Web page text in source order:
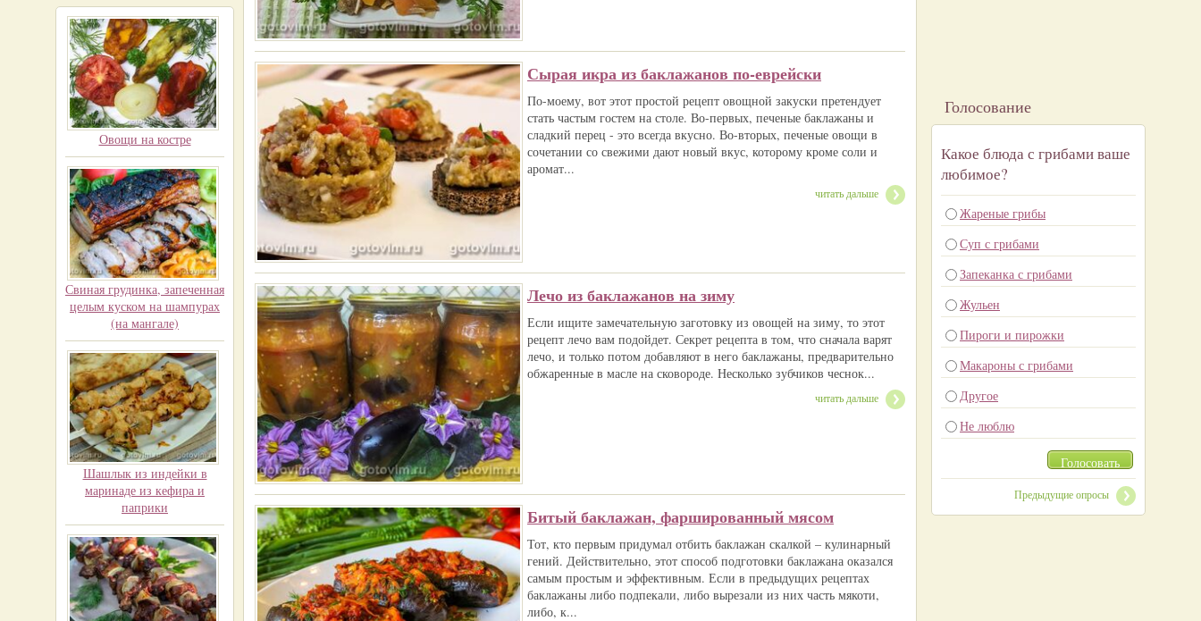
Овощи на костре
Свиная грудинка, запеченная
целым куском на шампурах
(на мангале)
Шашлык из индейки в
маринаде из кефира и
паприки
Сырая икра из баклажанов по-еврейски
По-моему, вот этот простой рецепт овощной закуски претендует
стать частым гостем на столе. Во-первых, печеные баклажаны и
сладкий перец - это всегда вкусно. Во-вторых, печеные овощи в
сочетании со свежими дают новый вкус, которому кроме соли и
аромат...
читать дальше
Лечо из баклажанов на зиму
Если ищите замечательную заготовку из овощей на зиму, то этот
рецепт лечо вам подойдет. Секрет рецепта в том, что сначала варят
лечо, и только потом добавляют в него баклажаны, предварительно
обжаренные в масле на сковороде. Несколько зубчиков чеснок...
читать дальше
Битый баклажан, фаршированный мясом
Тот, кто первым придумал отбить баклажан скалкой – кулинарный
гений. Действительно, этот способ подготовки баклажана оказался
самым простым и эффективным. Если в предыдущих рецептах
баклажаны либо подпекали, либо вырезали из них часть мякоти,
либо, к...
Голосование
Какое блюда с грибами ваше
любимое?
Жареные грибы
Суп с грибами
Запеканка с грибами
Жульен
Пироги и пирожки
Макароны с грибами
Другое
Не люблю
Голосовать
Предыдущие опросы